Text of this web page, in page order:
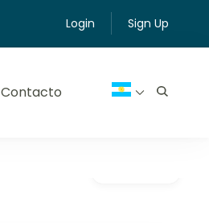
Login Sign Up
Contacto